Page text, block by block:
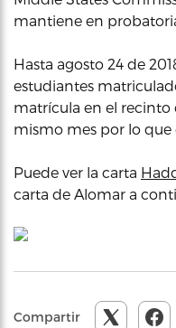
mantiene en
Hasta agosto 24 de
estudiantes
matrícula en el recinto
mismo mes por lo
Puede ver la carta
carta de Alomar a
Compartir